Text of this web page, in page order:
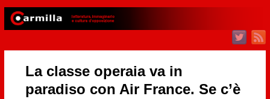
La classe operaia va in
paradiso con Air France. Se c’è